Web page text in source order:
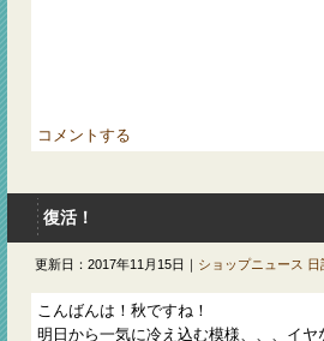
コメントする
復活！
更新日：2017年11月15日｜ ショップニュース 日
こんばんは！秋ですね！
明日から一気に冷え込む模様、、、イヤ